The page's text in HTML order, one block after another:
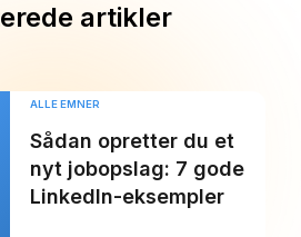
artikler
ALLE EMNER
Sådan opretter du et
nyt jobopslag: 7 gode
LinkedIn-eksempler